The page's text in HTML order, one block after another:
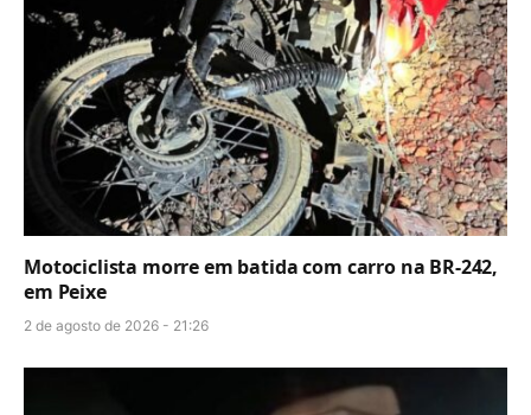
Motociclista morre em batida com carro na BR-242,
em Peixe
2 de agosto de 2026 - 21:26